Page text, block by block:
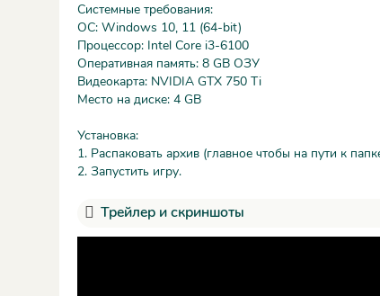
Системные требования:
ОС: Windows 10, 11 (64-bit)
Процессор: Intel Core i3-6100
Оперативная память: 8 GB ОЗУ
Видеокарта: NVIDIA GTX 750 Ti
Место на диске: 4 GB
Установка:
1. Распаковать архив (главное чтобы на пути к
2. Запустить игру.
Трейлер и скриншоты